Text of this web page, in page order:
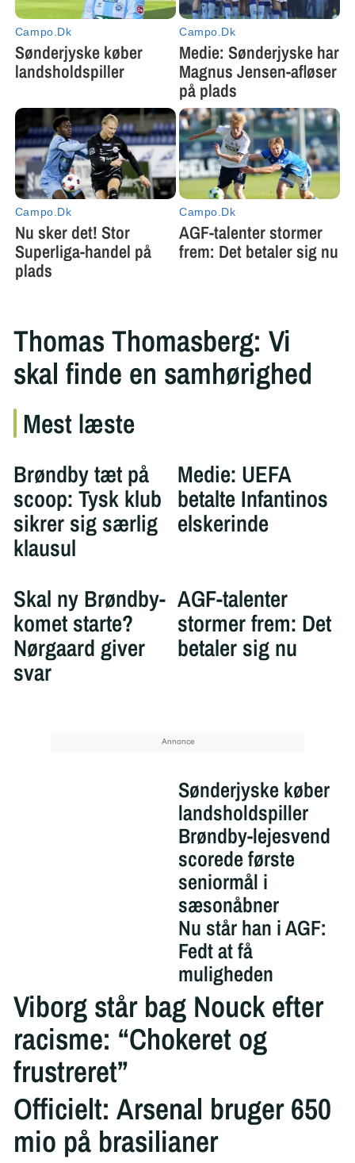
Thomas Thomasberg: Vi
skal finde en samhørighed
Mest læste
Brøndby tæt på
scoop: Tysk klub
sikrer sig særlig
klausul
Medie: UEFA
betalte Infantinos
elskerinde
Skal ny Brøndby-
komet starte?
Nørgaard giver
svar
AGF-talenter
stormer frem: Det
betaler sig nu
Sønderjyske køber
landsholdspiller
Brøndby-lejesvend
scorede første
seniormål i
sæsonåbner
Nu står han i AGF:
Fedt at få
muligheden
Viborg står bag Nouck efter
racisme: “Chokeret og
frustreret”
Officielt: Arsenal bruger 650
mio på brasilianer